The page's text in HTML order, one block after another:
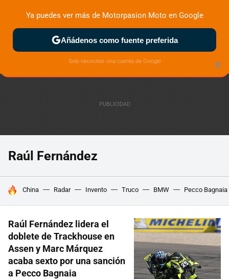
ZONA DE PRUEBAS DEPORTIVAS MOTOS ELÉCTRICAS
Raúl Fernández
HOY SE HABLA DE
China Radar Invento Truco BMW Pecco Bagnaia
Raúl Fernández lidera el
doblete de Trackhouse en
Assen y Marc Márquez
acaba sexto por una sanción
a Pecco Bagnaia
×
Ya puedes ver más de Motorpasion Moto en Google
Añádenos como fuente preferida
Solo necesitas una cuenta de Google